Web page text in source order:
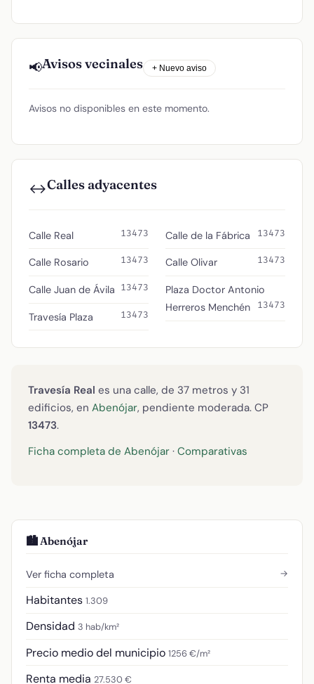
📢Avisos vecinales + Nuevo aviso
Avisos no disponibles en este momento.
↔️Calles adyacentes
Calle Real 13473
Calle Rosario 13473
Calle Juan de Ávila 13473
Travesía Plaza 13473
Calle de la Fábrica 13473
Calle Olivar 13473
Plaza Doctor Antonio
Herreros Menchén
13473
Travesía Real es una calle, de 37 metros y 31
edificios, en Abenójar, pendiente moderada. CP
13473.
Ficha completa de Abenójar · Comparativas
🏙️ Abenójar
Ver ficha completa →
Habitantes 1.309
Densidad 3 hab/km²
Precio medio del municipio 1256 €/m²
Renta media 27.530 €